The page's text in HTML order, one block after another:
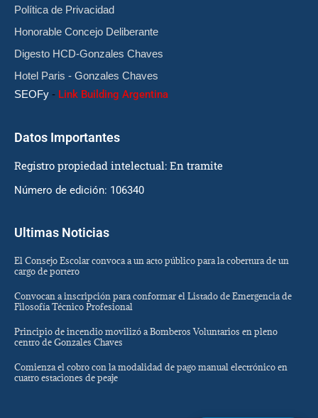
Política de Privacidad
Honorable Concejo Deliberante
Digesto HCD-Gonzales Chaves
Hotel Paris - Gonzales Chaves
SEOFy - Link Building Argentina
Datos Importantes
Registro propiedad intelectual: En tramite
Número de edición: 106340
Ultimas Noticias
El Consejo Escolar convoca a un acto público para la cobertura de un
cargo de portero
Convocan a inscripción para conformar el Listado de Emergencia de
Filosofía Técnico Profesional
Principio de incendio movilizó a Bomberos Voluntarios en pleno
centro de Gonzales Chaves
Comienza el cobro con la modalidad de pago manual electrónico en
cuatro estaciones de peaje